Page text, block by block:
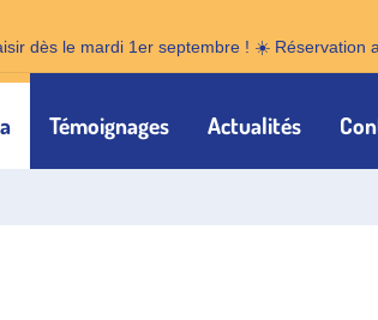
dès le mardi 1er septembre ! ☀️ Réservation
Témoignages Actualités